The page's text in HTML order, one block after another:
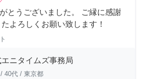
とうございました。 ご縁に感謝
よろしくお願い致します！
ニタイムズ事務局
/ 40代 / 東京都